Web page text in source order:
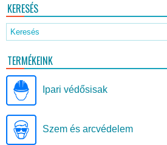
KERESÉS
TERMÉKEINK
Ipari védősisak
Szem és arcvédelem